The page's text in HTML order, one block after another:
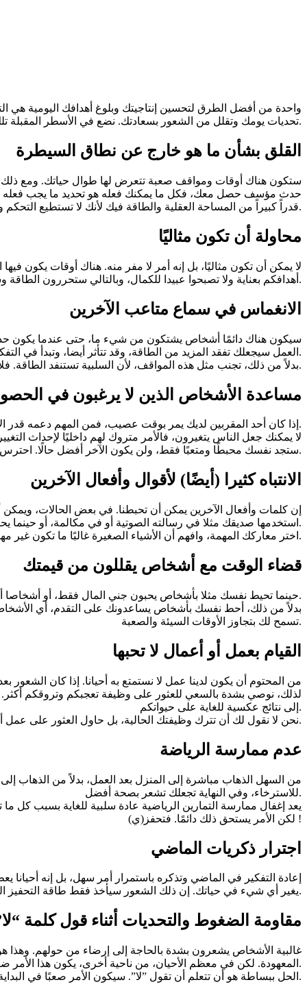
واحدة من أفضل الطرق لتحسين إنتاجيتك وبلوغ أهدافك اليومية
تحديات يومك وتقلل من الشعور بسعادتك. نضع في الأسطر المقبلة تلك 10 عادات التي يمكنك التخلص منها بدء من اليوم لزيادة طاقتك وتحفيزك بشكل أكبر.
القلق بشأن ما هو خارج عن نطاق السيطرة
ستكون هناك أوقات ومواقف صعبة تتعرض لها طوال حياتك. ومع
حدث مؤسف حصل معك، فكل ما يمكنك فعله هو تحديد ما يجب
قدراً كبيراً من المساحة العقلية والطاقة فيك لأنك لا تستطيع التحكم والسيطرة على كل الأمور، وهذا أمر مريح نفسيا لك.
محاولة أن تكون مثاليًا
لا يمكن أن تكون مثاليًا، بل إنه أمر لا مفر منه. هناك أوقات يكون
أهدافكم بعناية ولا تصبحوا عبيدا للكمال، وبالتالي ستحررون الطاقة وسيزيد من حوافزكم على السير إلى الأمام.
الانغماس في سماع متاعب الآخرين
العمل سيجعلك تفقد المزيد من الطاقة، وقد تتأثر أيضا، وتبدأ في التفكير في نفس الشيء عن رئيسك في العمل، على الرغم من أنك لم يحصل معك ذلك.
بدلاً من ذلك، تجنب مثل هذه المواقف، لأن السلبية تستنفد الطاقة. فلا تتشتت أو تتعب في الاستماع والانغماس في أشياء لا تهمك.
مساعدة الأشخاص الذين لا يرغبون في
إذا كان أحد المقربين لديك يمر بوقت عصيب، فمن المهم دعمه قدر الإمكان. ومع ذلك، فإن دعم الآخرين خلال أوقاتهم الصعبة أمر مرهق، لذا وجب هنا أيضًا، أن تقرر من تريد مساعدته.
لا يمكنك جعل الناس يتغيرون، فالأمر متروك لهم داخليًا لإحداث
ستجد نفسك محبطًا ومتعبًا فقط، ولن يكون الآخر أفضل حالًا. احترس من تلك اللحظات، وحاول تجنبها لأن ذلك سيوفر لك الكثير من الطاقة.
الانتباه كثيرا (أيضًا) لأقوال وأفعال الآخرين
إن كلمات وأفعال الآخرين يمكن أن تحبطنا. في بعض الحالات، ويمكن
استخدمها صديقك مثلا في رسالته الصوتية أو في مكالمة، أو حينما يحصل اشتباك صغير بينك وبين شخص آخر في يوم من الأيام. فهذا قد لا يعني أي شيء.
اختر معاركك المهمة، وافهم أن الأشياء الصغيرة غالبًا ما تكون غير مهمة. الانغماس في تكهناتك يضرك أكثر مما ينفعك، واللامبالاة أحيانا وقاية من كل تأثير سلبي على طاقتك النفسية.
قضاء الوقت مع أشخاص يقللون من قيمتك
حينما تحيط نفسك مثلا بأشخاص يحبون جني المال فقط، أو أشخاصا أنانيين وتخشى من عدم تلبية توقعاتهم بل لا يهتمون بقدرك بينهم سوى فيما قد تنفعهم به من مصلحة، فإن الأمر سيء جدا.
بدلاً من ذلك، أحط نفسك بأشخاص يساعدونك على التقدم، أي
تسمح لك بتجاوز الأوقات السيئة والصعبة.
القيام بعمل أو أعمال لا تحبها
إلى نتائج عكسية للغاية على حيواتكم.
نحن لا نقول لك أن تترك وظيفتك الحالية، بل حاول العثور على عمل أو شغل به شيء تحبه أكثر.
عدم ممارسة الرياضة
من السهل الذهاب مباشرة إلى المنزل بعد العمل، بدلاً من الذهاب
للاسترخاء، وفي النهاية تجعلك تشعر بصحة أفضل.
يعد إغفال ممارسة التمارين الرياضية عادة سلبية للغاية بسبب
لكن الأمر يستحق ذلك دائمًا. فتحفز(ي) !
اجترار ذكريات الماضي
إعادة التفكير في الماضي وتذكره باستمرار أمر سهل، بل إنه أحيانا
يغير أي شيء في حياتك. إن ذلك الشعور سيأخذ فقط طاقة التحفيز التي لديكم في اللحظة الحالية، وبدلاً من ذلك، كل ما عليكم فعله الآن هو المضي قدمًا وعدم اجترار الماضي.
مقاومة الضغوط والتحديات أثناء قول كلمة
غالبية الأشخاص يشعرون بشدة بالحاجة إلى إرضاء من حولهم. وهذا
المعهودة. لكن في معظم الأحيان، من ناحية أخرى، يكون هذا الأمر ضارًا. وينتهي بك الأمر إلى تحمل المسؤولية أو القيام بأشياء لا تريد القيام بها.
الحل ببساطة هو أن تتعلم أن تقول ”لا”. سيكون الأمر صعبًا في البداية، لكن الناس سينتهي بهم الأمر باحترامك لذلك. بالإضافة إلى ذلك، سيمنحك المزيد من الوقت للانخراط في أشياء أخرى، أشياء تهمك حقًا.